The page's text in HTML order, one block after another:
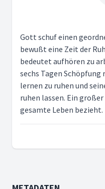
Gott schuf einen
bewußt eine Zeit der
bedeutet aufhören zu
sechs Tagen
lernen zu ruhen und
ruhen lassen. Ein großer
gesamte Leben bezieht.